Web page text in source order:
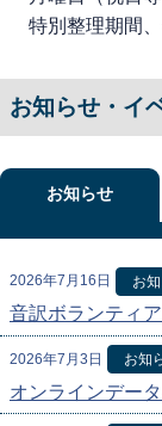
特別整理期間
お知らせ・イ
お知らせ
2026年7月16日 お
音訳ボランティ
2026年7月3日 お知
オンラインデー